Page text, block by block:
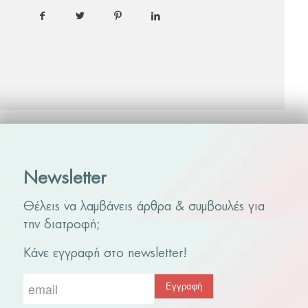
Newsletter
Θέλεις να λαμβάνεις άρθρα & συμβουλές για
την διατροφή;
Κάνε εγγραφή στο newsletter!